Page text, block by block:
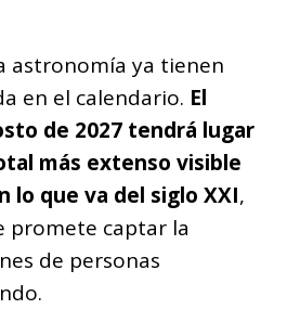
astronomía ya tienen
en el calendario. El
de 2027 tendrá lugar
más extenso visible
lo que va del siglo XXI,
promete captar la
de personas